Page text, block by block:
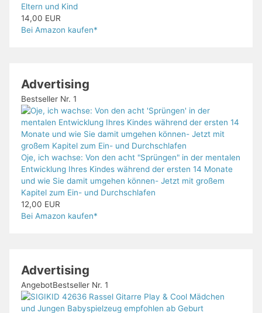
Eltern und Kind
14,00 EUR
Bei Amazon kaufen*
Advertising
Bestseller Nr. 1
Oje, ich wachse: Von den acht "Sprüngen" in der mentalen
Entwicklung Ihres Kindes während der ersten 14 Monate
und wie Sie damit umgehen können- Jetzt mit großem
Kapitel zum Ein- und Durchschlafen
12,00 EUR
Bei Amazon kaufen*
Advertising
AngebotBestseller Nr. 1